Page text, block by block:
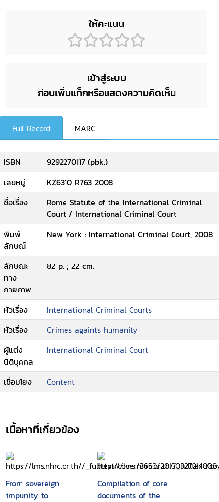
ให้คะแนน
เข้าสู่ระบบ
ก่อนเพิ่มแท็กหรือแสดงความคิดเห็น
Full Record MARC
ISBN
9292270117 (pbk.)
เลขหมู่
KZ6310 R763 2008
ชื่อเรื่อง
Rome Statute of the International Criminal
Court / International Criminal Court
พิมพ์
ลักษณ์
New York : International Criminal Court, 2008
ลักษณะ
ทาง
กายภาพ
82 p. ; 22 cm.
หัวเรื่อง
International Criminal Courts
หัวเรื่อง
Crimes againts humanity
ผู้แต่ง
นิติบุคคล
International Criminal Court
เชื่อมโยง Content
เนื้อหาที่เกี่ยวข้อง
From sovereign
impunity to
Compilation of core
documents of the